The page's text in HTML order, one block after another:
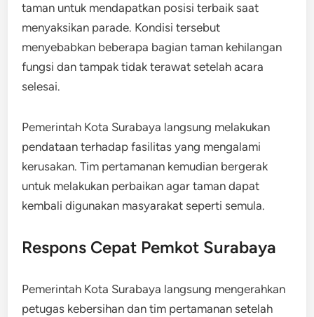
taman untuk mendapatkan posisi terbaik saat
menyaksikan parade. Kondisi tersebut
menyebabkan beberapa bagian taman kehilangan
fungsi dan tampak tidak terawat setelah acara
selesai.
Pemerintah Kota Surabaya langsung melakukan
pendataan terhadap fasilitas yang mengalami
kerusakan. Tim pertamanan kemudian bergerak
untuk melakukan perbaikan agar taman dapat
kembali digunakan masyarakat seperti semula.
Respons Cepat Pemkot Surabaya
Pemerintah Kota Surabaya langsung mengerahkan
petugas kebersihan dan tim pertamanan setelah